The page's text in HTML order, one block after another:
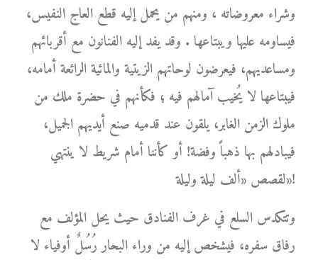
وشراء معروضاته ، ومنهم من يحمل إليه قطع العاج النفيس،
فيساومه عليها ويبتاعها . وقد يفد إليه الفنانون مع أقربائهم
ومساعديهم، فيعرضون لوحاتهم الزيتية والمائية الرائعة أمامه،
فيبتاعها لا يُخيب آمالهم فيه ؛ فكأنهم في حضرة ملك من
ملوك الزمن الغابر، يلقون عند قدميه صنع أيديهم الجميل،
فيبادلهم بها ذهباً وفضة! أو كأننا أمام شريط لا ينتهي
لقصص «ألف ليلة وليلة»!
وتتكدس السلع في غرف الفنادق حيث يحل المؤلف مع
رفاق سفره، فيشخص إليه من وراء البحار رُسُلٌ أوفياء لا